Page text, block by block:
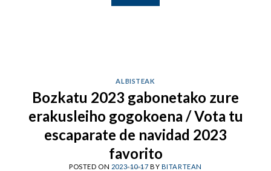
ALBISTEAK
Bozkatu 2023 gabonetako zure
erakusleiho gogokoena / Vota tu
escaparate de navidad 2023
favorito
POSTED ON 2023-10-17 BY BITARTEAN